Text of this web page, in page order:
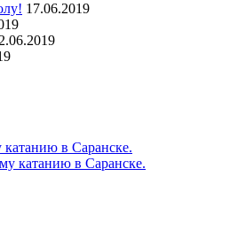
17.06.2019
в Саранске.
катанию в Саранске.